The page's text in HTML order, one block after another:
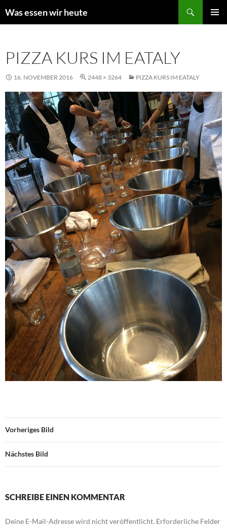
Inhalt
Was essen wir heute
PIZZA KURS IM EATALY
16. NOVEMBER 2016 2448 × 3264 PIZZA KURS IM EATALY
Vorheriges Bild
Nächstes Bild
SCHREIBE EINEN KOMMENTAR
Deine E-Mail-Adresse wird nicht veröffentlicht. Erforderliche Felder